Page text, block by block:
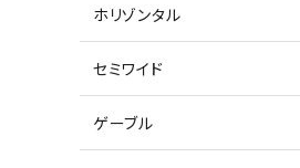
ホリゾンタル
セミワイド
ゲーブル